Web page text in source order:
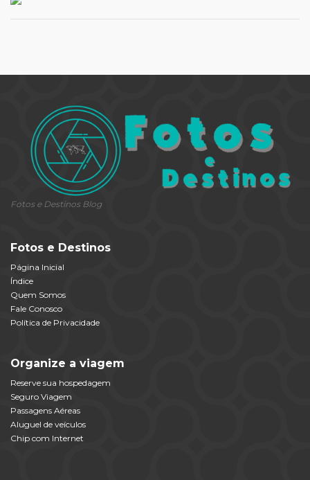
Fotos e Destinos Blog
Fotos e Destinos
Página Inicial
Índice
Quem Somos
Fale Conosco
Política de Privacidade
Organize a viagem
Reserve sua hospedagem
Seguro Viagem
Passagens Aéreas
Aluguel de veículos
Chip com Internet